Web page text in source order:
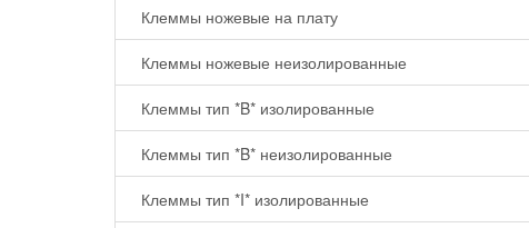
Клеммы ножевые на плату
Клеммы ножевые неизолированные
Клеммы тип *B* изолированные
Клеммы тип *B* неизолированные
Клеммы тип *I* изолированные